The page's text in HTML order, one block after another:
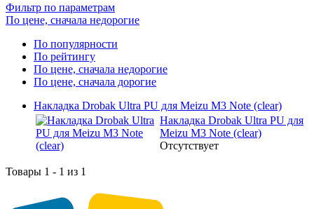
Фильтр по параметрам
По цене, сначала недорогие
По популярности
По рейтингу
По цене, сначала недорогие
По цене, сначала дорогие
Накладка Drobak Ultra PU для Meizu M3 Note (clear)
Накладка Drobak Ultra PU для
Meizu M3 Note (clear)
Отсутствует
Товары 1 - 1 из 1